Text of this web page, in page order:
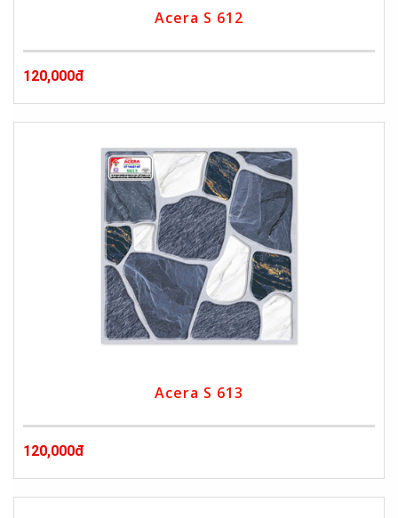
Acera S 612
120,000đ
Acera S 613
120,000đ